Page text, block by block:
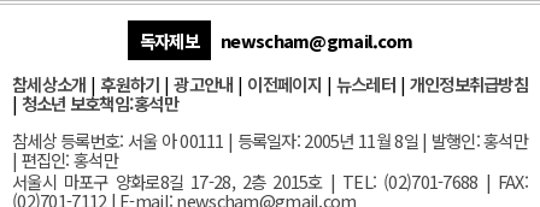
독자제보
newscham@gmail.com
참세상소개 | 후원하기 |광고안내 | 이전페이지 | 뉴스레터| 개인정보취급방침
| 청소년 보호책임:홍석만
참세상 등록번호: 서울 아 00111 | 등록일자: 2005년 11월 8일 | 발행인: 홍석만
| 편집인: 홍석만
서울시 마포구 양화로8길 17-28, 2층 2015호| TEL: (02)701-7688 | FAX:
(02)701-7112 | E-mail:newscham@gmail.com